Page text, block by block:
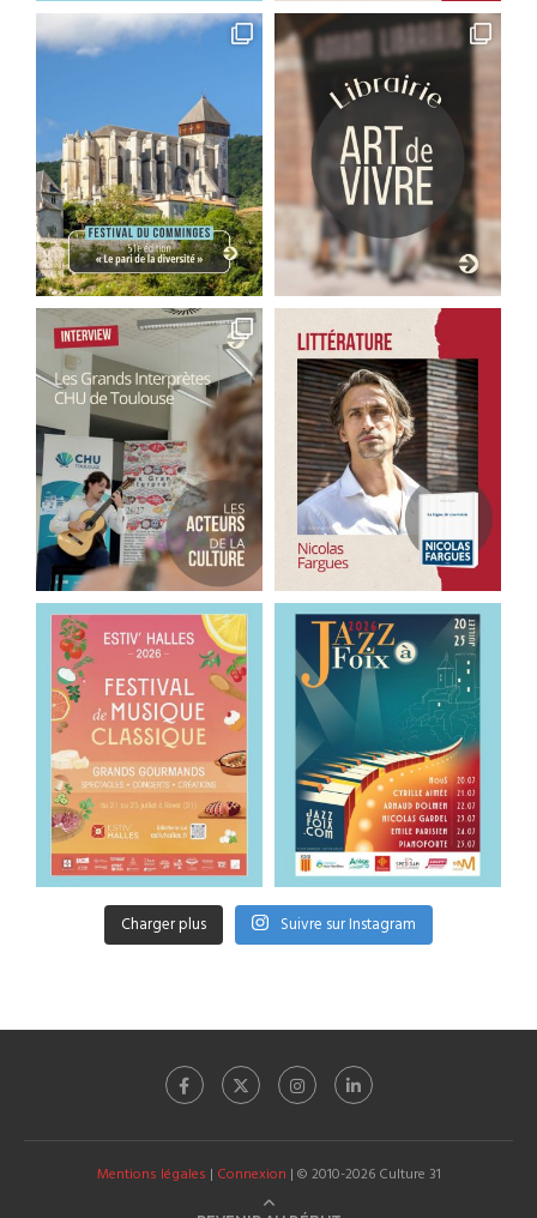
Charger plus Suivre sur Instagram
Mentions légales | Connexion | © 2010-2026 Culture 31